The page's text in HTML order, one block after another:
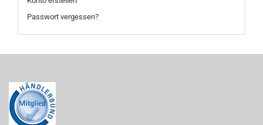
Passwort vergessen?